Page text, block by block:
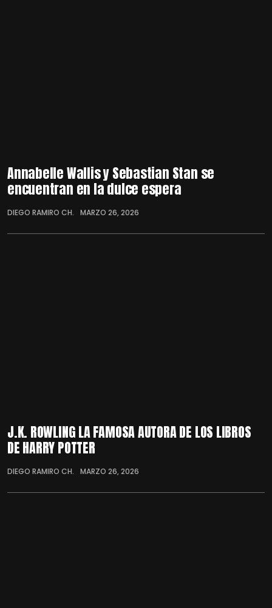
Annabelle Wallis y Sebastian Stan se
encuentran en la dulce espera
DIEGO RAMIRO CH. MARZO 26, 2026
J.K. ROWLING LA FAMOSA AUTORA DE LOS LIBROS
DE HARRY POTTER
DIEGO RAMIRO CH. MARZO 26, 2026